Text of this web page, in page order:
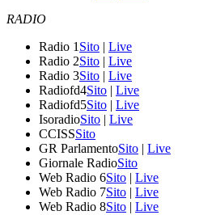
RADIO
Radio 1 Sito | Live
Radio 2Sito | Live
Radio 3Sito | Live
Radiofd4Sito | Live
Radiofd5Sito | Live
IsoradioSito | Live
CCISSSito
GR ParlamentoSito | Live
Giornale RadioSito
Web Radio 6Sito | Live
Web Radio 7Sito | Live
Web Radio 8Sito | Live